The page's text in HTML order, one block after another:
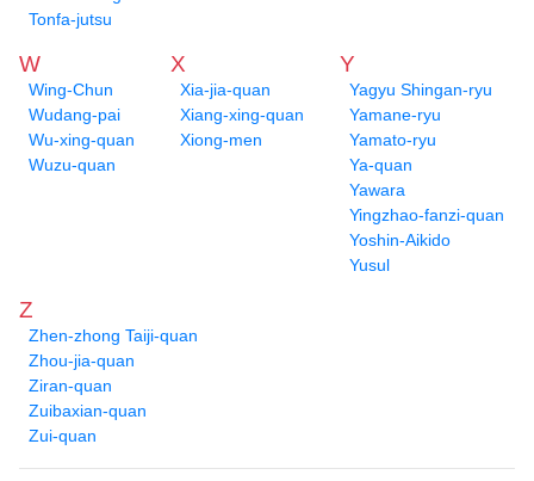
Tonfa-jutsu
W
Wing-Chun
Wudang-pai
Wu-xing-quan
Wuzu-quan
X
Xia-jia-quan
Xiang-xing-quan
Xiong-men
Y
Yagyu Shingan-ryu
Yamane-ryu
Yamato-ryu
Ya-quan
Yawara
Yingzhao-fanzi-quan
Yoshin-Aikido
Yusul
Z
Zhen-zhong Taiji-quan
Zhou-jia-quan
Ziran-quan
Zuibaxian-quan
Zui-quan